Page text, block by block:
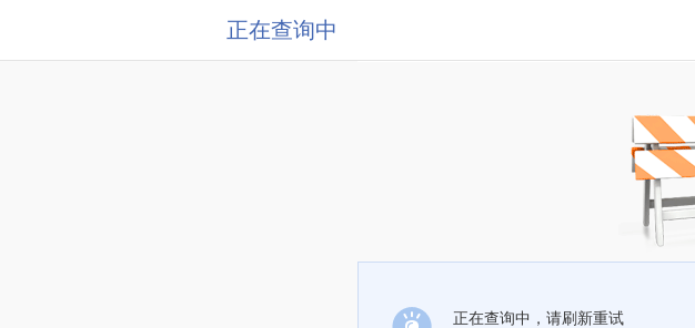
正在查询中
正在查询中，请刷新重试